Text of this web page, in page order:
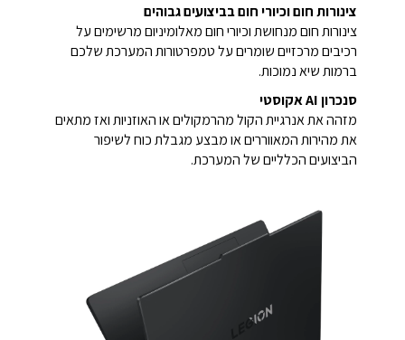
צינורות חום וכיורי חום בביצועים גבוהים
צינורות חום מנחושת וכיורי חום מאלומיניום מרשימים על
רכיבים מרכזיים שומרים על טמפרטורות המערכת שלכם
ברמות שיא נמוכות.
סנכרון AI אקוסטי
מזהה את אנרגיית הקול מהרמקולים או האוזניות ואז מתאים
את מהירות המאווררים או מבצע מגבלת כוח לשיפור
הביצועים הכלליים של המערכת.